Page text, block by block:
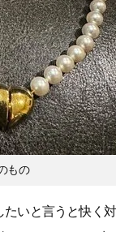
もの
いと言うと快く